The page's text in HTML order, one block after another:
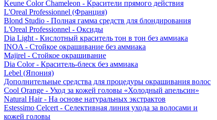
Keune Color Chameleon - Красители прямого действия
L'Oreal Professionnel (Франция)
Blond Studio - Полная гамма средств для блондирования
L'Oreal Professionnel - Оксиды
Dia Light - Кислотный краситель тон в тон без аммиака
INOA - Стойкое окрашивание без аммиака
Majirel - Стойкое окрашивание
Dia Color - Краситель-блеск без аммиака
Lebel (Япония)
Дополнительные средства для процедуры окрашивания волос
Cool Orange - Уход за кожей головы «Холодный апельсин»
Natural Hair - На основе натуральных экстрактов
Estessimo Celcert - Селективная линия ухода за волосами и
кожей головы